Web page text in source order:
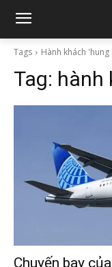
Tags Hành khách 'hung
Tag: hành
Chuyến bay